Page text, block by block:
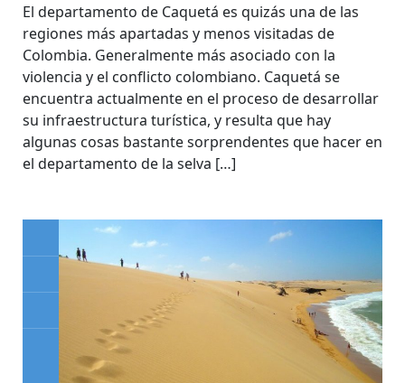
El departamento de Caquetá es quizás una de las
regiones más apartadas y menos visitadas de
Colombia. Generalmente más asociado con la
violencia y el conflicto colombiano. Caquetá se
encuentra actualmente en el proceso de desarrollar
su infraestructura turística, y resulta que hay
algunas cosas bastante sorprendentes que hacer en
el departamento de la selva […]